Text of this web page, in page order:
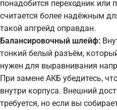
понадобится переходник или
считается более надёжным
такой апгрейд оправдан.
Балансировочный шлейф:
тонкий белый разъём,
нужен для выравнивания
При замене АКБ убедитесь,
внутри корпуса. Внешний
требуется, но если вы